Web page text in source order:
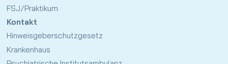
FSJ/Praktikum
Kontakt
Hinweisgeberschutz­gesetz
Krankenhaus